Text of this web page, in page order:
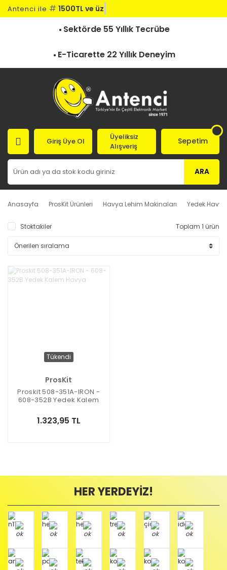
Antenci ile # 1500TL ve üze
Sektörde 55 Yıllık Tecrübe
E-Ticarette 22 Yıllık Deneyim
ARA
Giriş Üye Ol
Üyeliksiz
Alışveriş
Sepetim
Anasayfa ProsKit Ürünleri Havya Lehim Makinaları Yedek
Stoktakiler Toplam 1 ürün
Tükendi
ProsKit
Proskit 508-351A-IRON -
608-352B Yedek Kalem
1.323,95 TL
HER YERDEYİZ!